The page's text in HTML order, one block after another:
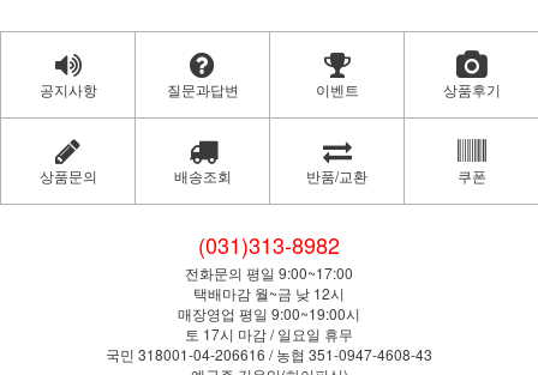
공지사항 질문과답변 이벤트 상품후기
상품문의 배송조회 반품/교환 쿠폰
(031)313-8982
전화문의 평일 9:00~17:00
택배마감 월~금 낮 12시
매장영업 평일 9:00~19:00시
토 17시 마감 / 일요일 휴무
국민 318001-04-206616 / 농협 351-0947-4608-43